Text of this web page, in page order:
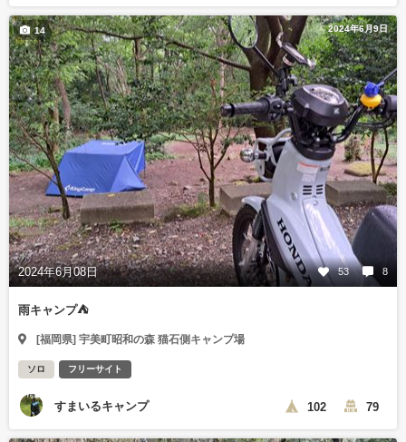
2024年6月9日
2024年6月08日 53 8
14
雨キャンプ⛺
[福岡県] 宇美町昭和の森 猫石側キャンプ場
ソロ フリーサイト
すまいるキャンプ 102 79